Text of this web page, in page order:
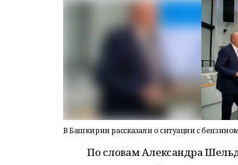
В Башкирии рассказали о ситуации с
По словам Александра